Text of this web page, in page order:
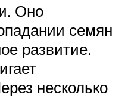
Оно
семян
развитие.
несколько